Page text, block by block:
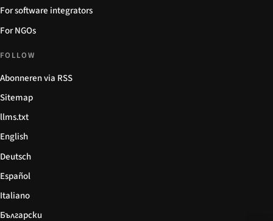
For software integrators
For NGOs
FOLLOW
Abonneren via RSS
Sitemap
llms.txt
English
Deutsch
Español
Italiano
Български